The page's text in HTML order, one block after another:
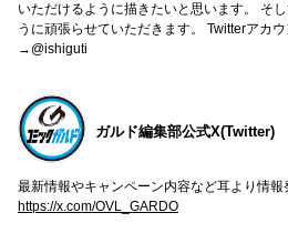
いただけるように描きたいと思います。 そ
うに頑張らせていただきます。 Twitterアカ
→@ishiguti
ガルド編集部公式X(Twitter)
最新情報やキャンペーン内容など耳より情報
https://x.com/OVL_GARDO